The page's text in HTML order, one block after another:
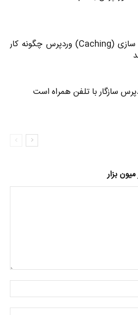
ذخیره سازی (Caching) وردپرس چگونه کار
سازگار با تلفن همراه است
بزار